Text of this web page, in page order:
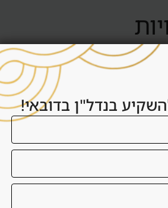
בישראל, אך יש עלויות רישום, עמלות,
ועלויות עסקה. למשקיע ישראלי יש גם
חשוב להיוועץ בגורם מקצועי.
איך הכסף עובר, לאן, באיזה מטבע, לפי
מסמכים נדרשים. דנסיה מסייעת בתכנון
בנדל"ן בדובאי!